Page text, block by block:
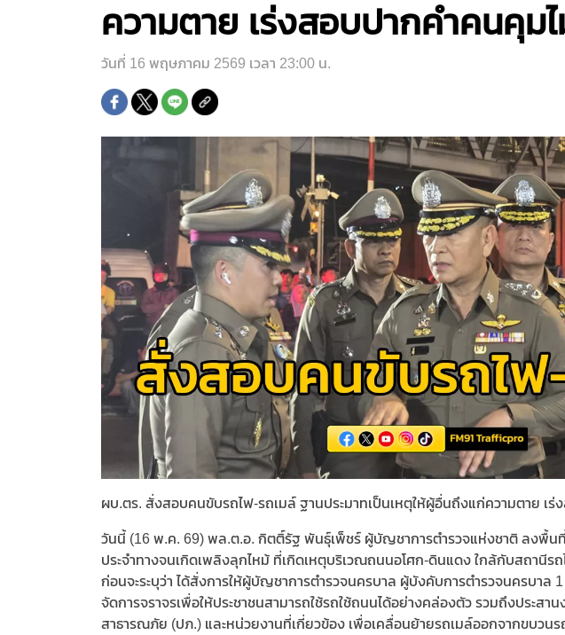
ความตาย เร่งสอบปากคำคนคุม
วันที่ 16 พฤษภาคม 2569 เวลา 23:00 น.
ผบ.ตร. สั่งสอบคนขับรถไฟ-รถเมล์ ฐานประมาทเป็นเหตุให้ผู้อื่นถึงแก่ความตาย เ
วันนี้ (16 พ.ค. 69) พล.ต.อ. กิตติ์รัฐ พันธุ์เพ็ชร์ ผู้บัญชาการตำรวจแห่งชาติ ลงพื้น
ประจำทางจนเกิดเพลิงลุกไหม้ ที่เกิดเหตุบริเวณถนนอโศก-ดินแดง ใกล้กับสถานีร
ก่อนจะระบุว่า ได้สั่งการให้ผู้บัญชาการตำรวจนครบาล ผู้บังคับการตำรวจนครบาล
จัดการจราจรเพื่อให้ประชาชนสามารถใช้รถใช้ถนนได้อย่างคล่องตัว รวมถึงประสา
สาธารณภัย (ปภ.) และหน่วยงานที่เกี่ยวข้อง เพื่อเคลื่อนย้ายรถเมล์ออกจากขบวน